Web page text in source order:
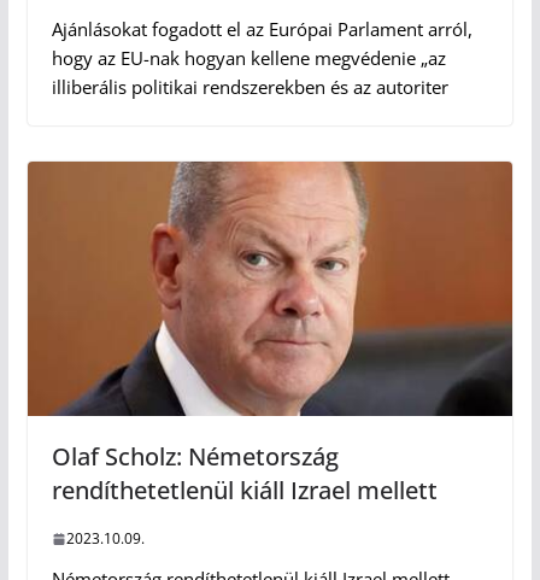
Ajánlásokat fogadott el az Európai Parlament arról,
hogy az EU-nak hogyan kellene megvédenie „az
illiberális politikai rendszerekben és az autoriter
Olaf Scholz: Németország
rendíthetetlenül kiáll Izrael mellett
2023.10.09.